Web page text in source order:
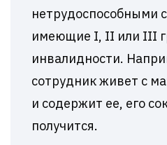
нетрудоспособными
имеющие I, II или III
инвалидности.
сотрудник живет с
и содержит ее, его
получится.